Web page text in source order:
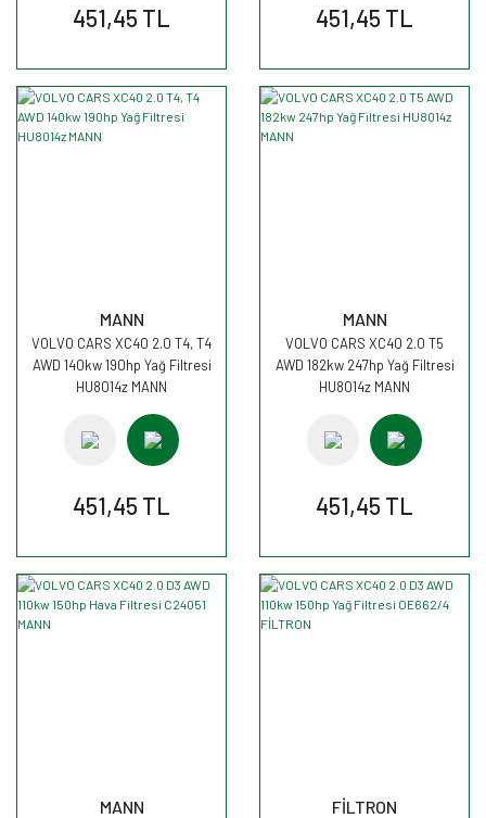
451,45 TL 451,45 TL
MANN
VOLVO CARS XC40 2.0 T4, T4
AWD 140kw 190hp Yağ Filtresi
HU8014z MANN
451,45 TL
MANN
VOLVO CARS XC40 2.0 T5
AWD 182kw 247hp Yağ Filtresi
HU8014z MANN
451,45 TL
MANN FİLTRON